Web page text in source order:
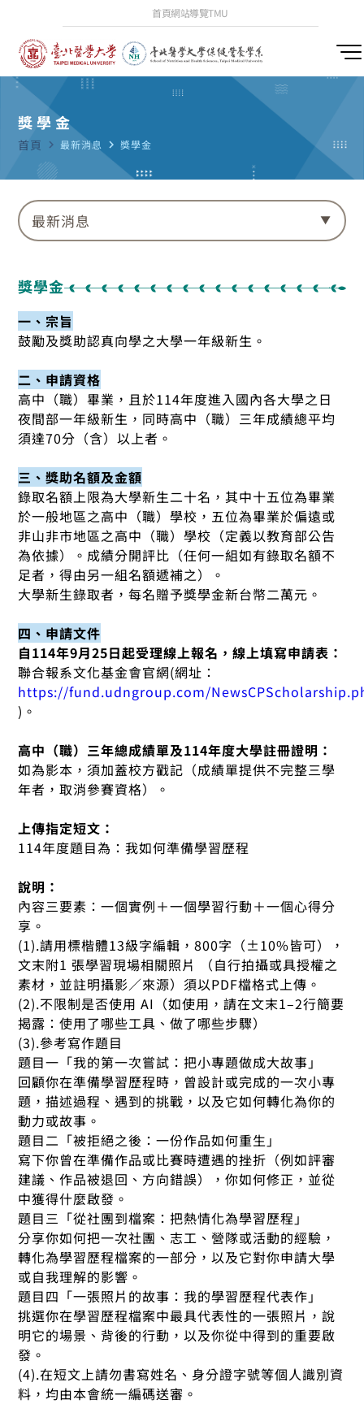
首頁網站導覽TMU
獎學金
首頁 navigate_next 最新消息 navigate_next 獎學金
最新消息
獎學金
一、宗旨
鼓勵及獎助認真向學之大學一年級新生。
二、申請資格
高中（職）畢業，且於114年度進入國內各大學之日
夜間部一年級新生，同時高中（職）三年成績總平均
須達70分（含）以上者。
三、獎助名額及金額
錄取名額上限為大學新生二十名，其中十五位為畢業
於一般地區之高中（職）學校，五位為畢業於偏遠或
非山非市地區之高中（職）學校（定義以教育部公告
為依據）。成績分開評比（任何一組如有錄取名額不
足者，得由另一組名額遞補之）。
大學新生錄取者，每名贈予獎學金新台幣二萬元。
四、申請文件
自114年9月25日起受理線上報名，線上填寫申請表：
聯合報系文化基金會官網(網址：
https://fund.udngroup.com/
)。
高中（職）三年總成績單及114年度大學註冊證明：
如為影本，須加蓋校方戳記（成績單提供不完整三學
年者，取消參賽資格）。
上傳指定短文：
114年度題目為：我如何準備學習歷程
說明：
內容三要素：一個實例＋一個學習行動＋一個心得分
享。
(1).請用標楷體13級字編輯，800字（±10%皆可），
文末附1 張學習現場相關照片 （自行拍攝或具授權之
素材，並註明攝影／來源）須以PDF檔格式上傳。
(2).不限制是否使用 AI（如使用，請在文末1–2行簡要
揭露：使用了哪些工具、做了哪些步驟）
(3).參考寫作題目
題目一「我的第一次嘗試：把小專題做成大故事」
回顧你在準備學習歷程時，曾設計或完成的一次小專
題，描述過程、遇到的挑戰，以及它如何轉化為你的
動力或故事。
題目二「被拒絕之後：一份作品如何重生」
寫下你曾在準備作品或比賽時遭遇的挫折（例如評審
建議、作品被退回、方向錯誤），你如何修正，並從
中獲得什麼啟發。
題目三「從社團到檔案：把熱情化為學習歷程」
分享你如何把一次社團、志工、營隊或活動的經驗，
轉化為學習歷程檔案的一部分，以及它對你申請大學
或自我理解的影響。
題目四「一張照片的故事：我的學習歷程代表作」
挑選你在學習歷程檔案中最具代表性的一張照片，說
明它的場景、背後的行動，以及你從中得到的重要啟
發。
(4).在短文上請勿書寫姓名、身分證字號等個人識別資
料，均由本會統一編碼送審。